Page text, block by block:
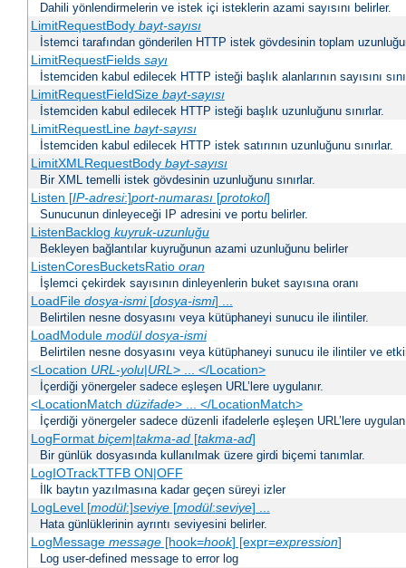
Dahili yönlendirmelerin ve istek içi isteklerin azami sayısını belirler.
LimitRequestBody bayt-sayısı
İstemci tarafından gönderilen HTTP istek gövdesinin toplam
LimitRequestFields sayı
İstemciden kabul edilecek HTTP isteği başlık alanlarının sayısını
LimitRequestFieldSize bayt-sayısı
İstemciden kabul edilecek HTTP isteği başlık uzunluğunu sınırlar.
LimitRequestLine bayt-sayısı
İstemciden kabul edilecek HTTP istek satırının uzunluğunu sınırlar.
LimitXMLRequestBody bayt-sayısı
Bir XML temelli istek gövdesinin uzunluğunu sınırlar.
Listen [IP-adresi:]port-numarası[protokol]
Sunucunun dinleyeceği IP adresini ve portu belirler.
ListenBacklog kuyruk-uzunluğu
Bekleyen bağlantılar kuyruğunun azami uzunluğunu belirler
ListenCoresBucketsRatio oran
İşlemci çekirdek sayısının dinleyenlerin buket sayısına oranı
LoadFile dosya-ismi[dosya-ismi] ...
Belirtilen nesne dosyasını veya kütüphaneyi sunucu ile ilintiler.
LoadModule modül dosya-ismi
Belirtilen nesne dosyasını veya kütüphaneyi sunucu ile ilintiler ve
<Location URL-yolu|URL> ... </Location>
İçerdiği yönergeler sadece eşleşen URL’lere uygulanır.
<LocationMatch düzifade> ... </LocationMatch>
İçerdiği yönergeler sadece düzenli ifadelerle eşleşen URL’lere
LogFormat biçem|takma-ad[takma-ad]
Bir günlük dosyasında kullanılmak üzere girdi biçemi tanımlar.
LogIOTrackTTFB ON|OFF
İlk baytın yazılmasına kadar geçen süreyi izler
LogLevel [modül:]seviye[modül:seviye] ...
Hata günlüklerinin ayrıntı seviyesini belirler.
LogMessage message[hook=hook] [expr=expression]
Log user-defined message to error log